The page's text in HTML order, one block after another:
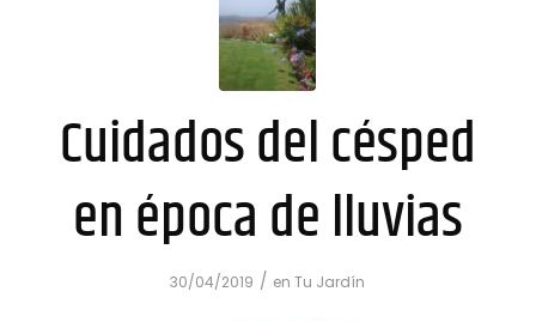
Cuidados del césped
en época de lluvias
30/04/2019 / enTu Jardín